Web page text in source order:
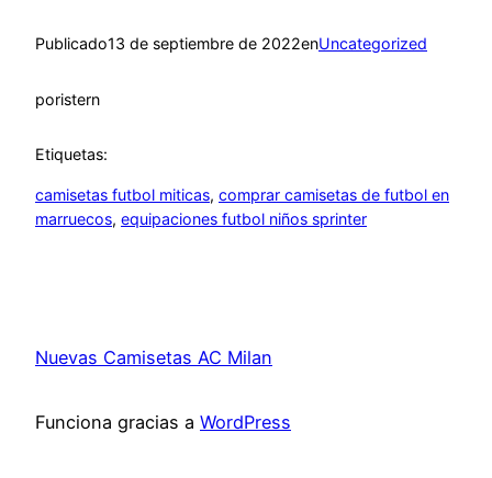
Publicado13 de septiembre de 2022enUncategorized
poristern
Etiquetas:
camisetas futbol miticas, comprar camisetas de futbol en
marruecos, equipaciones futbol niños sprinter
Nuevas Camisetas AC Milan
Funciona gracias a WordPress